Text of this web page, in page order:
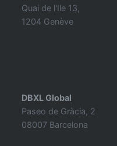
Quai de l'Ile 13,
1204 Genève
DBXL Global
Paseo de Gràcia, 2
08007 Barcelona